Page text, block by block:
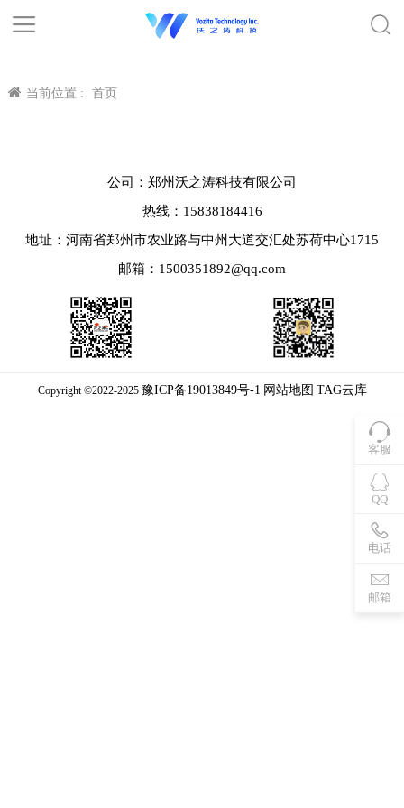
当前位置 : 首页
客服
QQ
电话
邮箱
公司：郑州沃之涛科技有限公司
热线：15838184416
地址：河南省郑州市农业路与中州大道交汇处苏荷中心1715
邮箱：1500351892@qq.com
Copyright ©2022-2025 豫ICP备19013849号-1 网站地图 TAG云库